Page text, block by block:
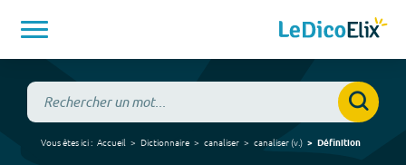
Vous êtes ici : Accueil Dictionnaire canaliser canaliser(v.) Définition